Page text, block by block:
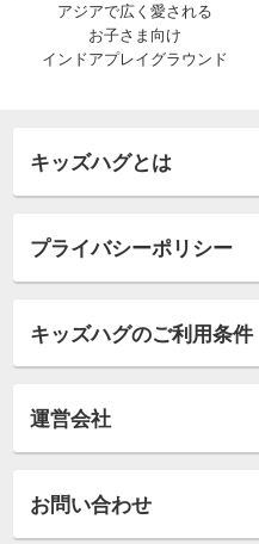
アジアで広く愛される
お子さま向け
インドアプレイグラウンド
キッズハグとは
プライバシーポリシー
キッズハグのご利用条件
運営会社
お問い合わせ